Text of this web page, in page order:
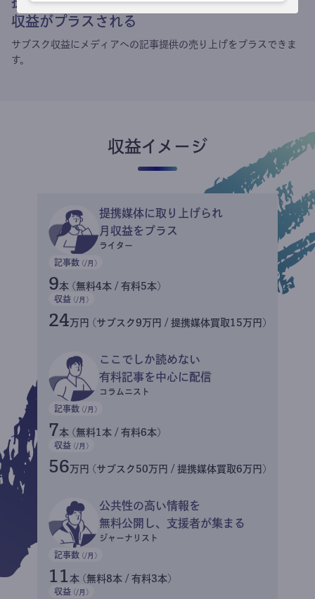
収益がプラスされる
サブスク収益にメディアへの記事提供の売り上げをプラスできま
す。
収益イメージ
提携媒体に取り上げられ
月収益をプラス
ライター
記事数 (/月)
9本 (無料4本 / 有料5本)
収益 (/月)
24万円 (サブスク9万円 / 提携媒体買取15万円)
ここでしか読めない
有料記事を中心に配信
コラムニスト
記事数 (/月)
7本 (無料1本 / 有料6本)
収益 (/月)
56万円 (サブスク50万円 / 提携媒体買取6万円)
公共性の高い情報を
無料公開し、支援者が集まる
ジャーナリスト
記事数 (/月)
11 本 (無料8本 / 有料3本)
収益 (/月)